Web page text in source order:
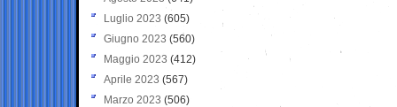
Luglio 2023 (605)
Giugno 2023 (560)
Maggio 2023 (412)
Aprile 2023 (567)
Marzo 2023 (506)